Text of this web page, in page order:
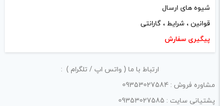
شیوه های ارسال
قوانین ، شرایط ، گارانتی
پیگیری سفارش
ارتباط با ما ( واتس اپ / تلگرام ) :
مشاوره فروش : 09353027584
پشتیانی سایت : 09353027585